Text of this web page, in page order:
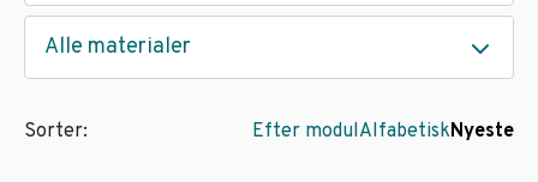
Alle materialer
Sorter: Efter modulAlfabetiskNyeste